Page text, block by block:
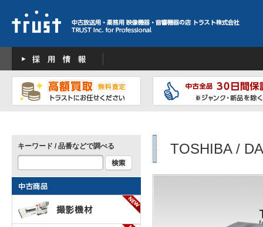
TOSHIBA /
キーワード / 品番などで調べる